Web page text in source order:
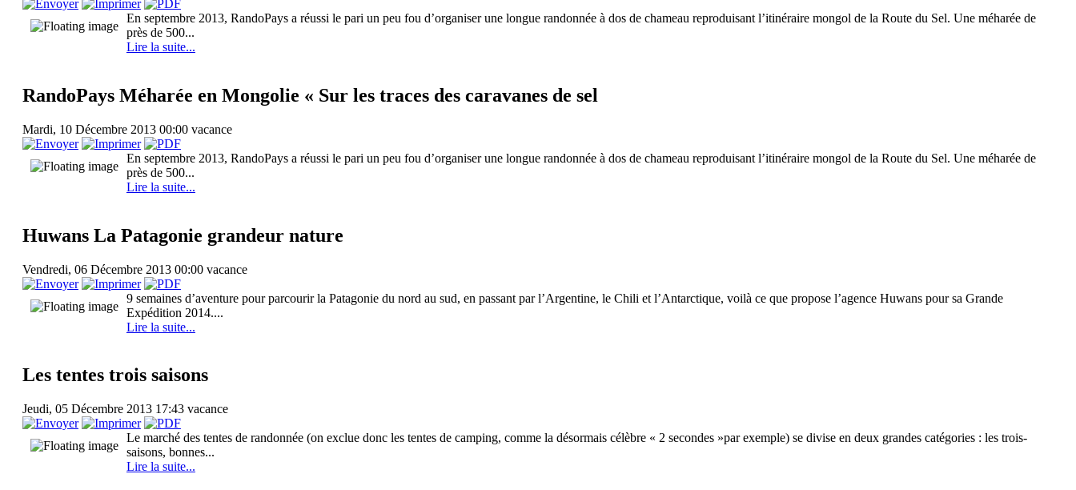
En septembre 2013, RandoPays a réussi le pari un peu fou d’organiser une longue randonnée à dos de chameau reproduisant l’itinéraire mongol de la Route du Sel. Une méharée de
près de 500...
Lire la suite...
RandoPays Méharée en Mongolie « Sur les traces des caravanes de sel
Mardi, 10 Décembre 2013 00:00 vacance
En septembre 2013, RandoPays a réussi le pari un peu fou d’organiser une longue randonnée à dos de chameau reproduisant l’itinéraire mongol de la Route du Sel. Une méharée de
près de 500...
Lire la suite...
Huwans La Patagonie grandeur nature
Vendredi, 06 Décembre 2013 00:00 vacance
9 semaines d’aventure pour parcourir la Patagonie du nord au sud, en passant par l’Argentine, le Chili et l’Antarctique, voilà ce que propose l’agence Huwans pour sa Grande
Expédition 2014....
Lire la suite...
Les tentes trois saisons
Jeudi, 05 Décembre 2013 17:43 vacance
Le marché des tentes de randonnée (on exclue donc les tentes de camping, comme la désormais célèbre « 2 secondes »par exemple) se divise en deux grandes catégories : les trois-
saisons, bonnes...
Lire la suite...